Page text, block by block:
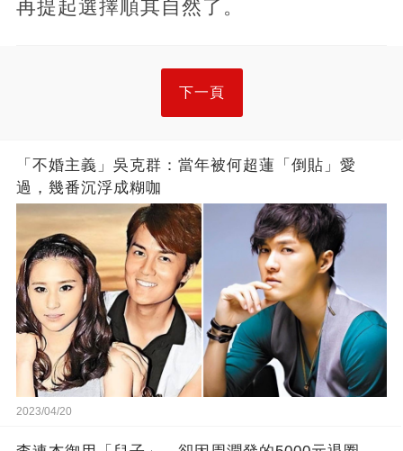
再提起選擇順其自然了。
下一頁
「不婚主義」吳克群：當年被何超蓮「倒貼」愛
過，幾番沉浮成糊咖
2023/04/20